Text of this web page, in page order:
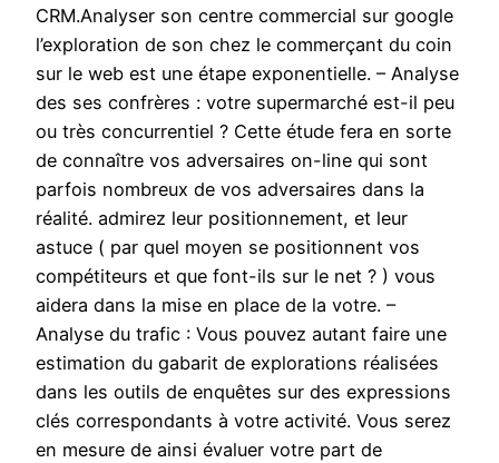
CRM.Analyser son centre commercial sur google
l’exploration de son chez le commerçant du coin
sur le web est une étape exponentielle. – Analyse
des ses confrères : votre supermarché est-il peu
ou très concurrentiel ? Cette étude fera en sorte
de connaître vos adversaires on-line qui sont
parfois nombreux de vos adversaires dans la
réalité. admirez leur positionnement, et leur
astuce ( par quel moyen se positionnent vos
compétiteurs et que font-ils sur le net ? ) vous
aidera dans la mise en place de la votre. –
Analyse du trafic : Vous pouvez autant faire une
estimation du gabarit de explorations réalisées
dans les outils de enquêtes sur des expressions
clés correspondants à votre activité. Vous serez
en mesure de ainsi évaluer votre part de